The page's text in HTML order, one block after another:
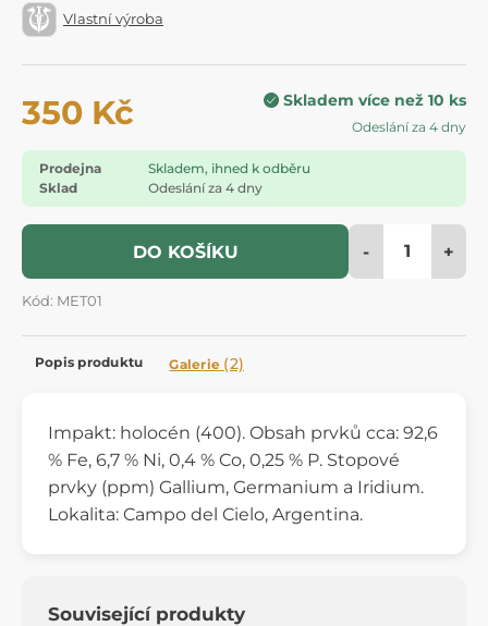
Vlastní výroba
350 Kč Skladem více než 10 ks
Odeslání za 4 dny
Prodejna
Skladem, ihned k odběru
Sklad
Odeslání za 4 dny
DO KOŠÍKU - +
Kód: MET01
Popis produktu Galerie (2)
Impakt: holocén (400). Obsah prvků cca: 92,6
% Fe, 6,7 % Ni, 0,4 % Co, 0,25 % P. Stopové
prvky (ppm) Gallium, Germanium a Iridium.
Lokalita: Campo del Cielo, Argentina.
Související produkty